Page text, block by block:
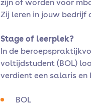
zijn of worden voor
Zij leren in jouw bedrijf
Stage of leerplek?
In de
voltijdstudent (BOL)
verdient een salaris
BOL